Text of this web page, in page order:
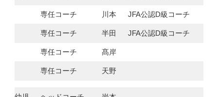
専任コーチ 川本 JFA公認D級コーチ
専任コーチ 半田 JFA公認D級コーチ
専任コーチ 髙岸
専任コーチ 天野